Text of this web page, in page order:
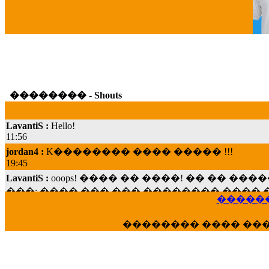
�������� - Shouts
11:56
jordan4 :
19:45
LavantiS :
���; ���� ��� ��� �������� ����
15:07
���� ����� ��������
LavantiS :����� ���� ������� ���
�������� ����